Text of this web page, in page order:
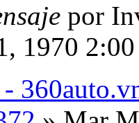
por
1970